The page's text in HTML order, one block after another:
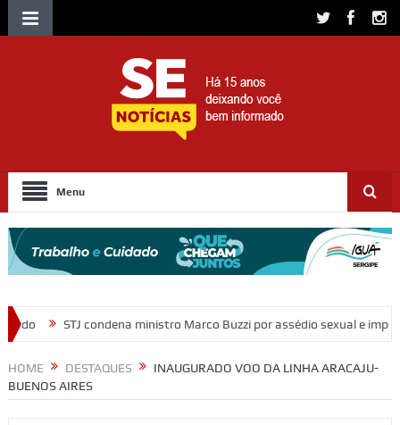
Menu
Marco Buzzi por assédio sexual e importunação
HOME DESTAQUES
INAUGURADO VOO DA LINHA ARACAJU-
BUENOS AIRES